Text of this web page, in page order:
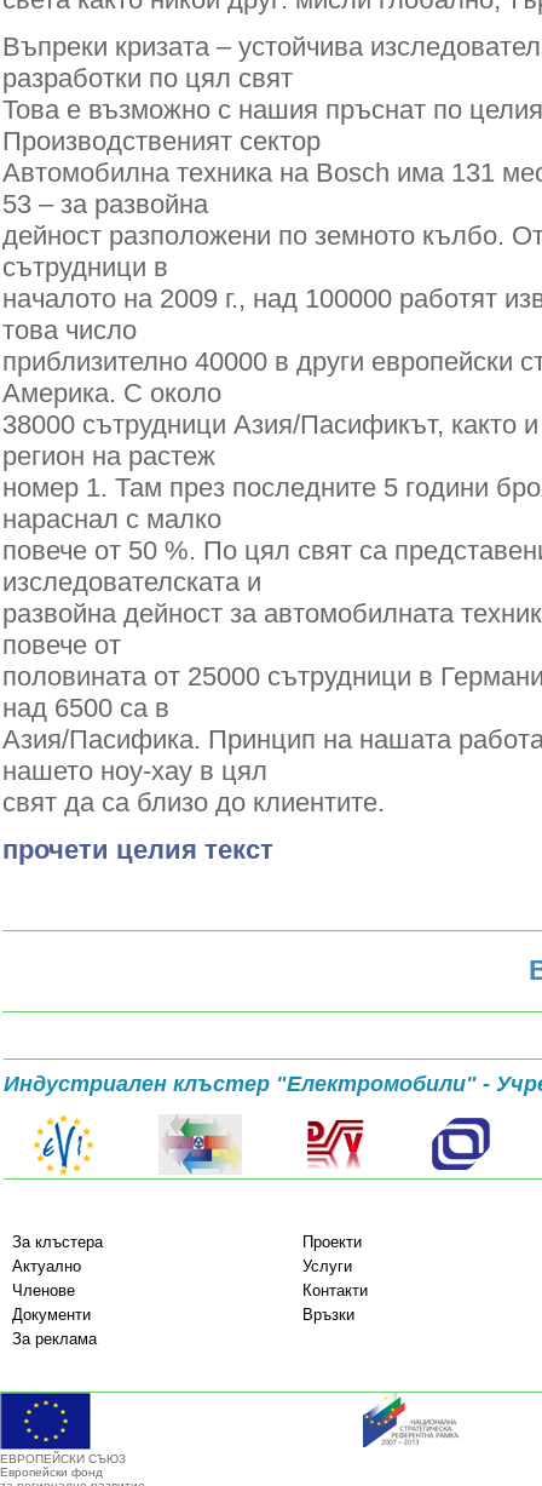
Въпреки кризата – устойчива
разработки по цял свят
Това е възможно с нашия пръснат по
Производственият сектор
Автомобилна техника на Bosch има 131
53 – за развойна
дейност разположени по земното кълбо.
сътрудници в
началото на 2009 г., над 100000 работят
това число
приблизително 40000 в други европейски
Америка. С около
38000 сътрудници Азия/Пасификът, както
регион на растеж
номер 1. Там през последните 5 години
нараснал с малко
повече от 50 %. По цял свят са
изследователската и
развойна дейност за автомобилната
повече от
половината от 25000 сътрудници в
над 6500 са в
Азия/Пасифика. Принцип на нашата
нашето ноу-хау в цял
свят да са близо до клиентите.
прочети целия текст
Индустриален клъстер "Електромобили" -
За клъстера
Проекти
Актуално
Услуги
Членове
Контакти
Документи
Връзки
За реклама
ЕВРОПЕЙСКИ СЪЮЗ
Европейски фонд